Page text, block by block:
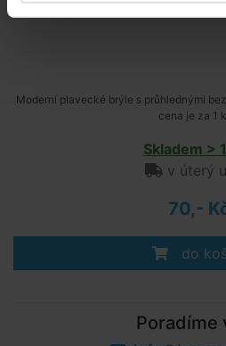
Moderní plavecké brýle s průhlednými
cena je za 1
Skladem >
v úterý
70,-
do
Poradíme